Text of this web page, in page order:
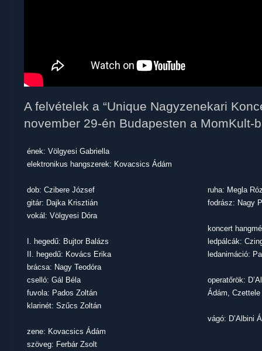
A felvételek a “Unique Nagyzenekari
november 29-én Budapesten a MomKult-
ének: Völgyesi Gabriella
elektronikus hangszerek: Kovacsics Ádám
dob: Czibere József
gitár: Dajka Krisztián
vokál: Völgyesi Dóra
I. hegedű: Bujtor Balázs
II. hegedű: Kovács Erika
brácsa: Nagy Teodóra
cselló: Gál Béla
fuvola: Pados Zoltán
klarinét: Szűcs Zoltán
zene: Kovacsics Ádám
szöveg: Ferbár Zsolt
ruha: Megla
fodrász: Nagy
koncert
ledpálcák:
ledanimáció:
operatőrök:
Ádám,
vágó: D’Albini